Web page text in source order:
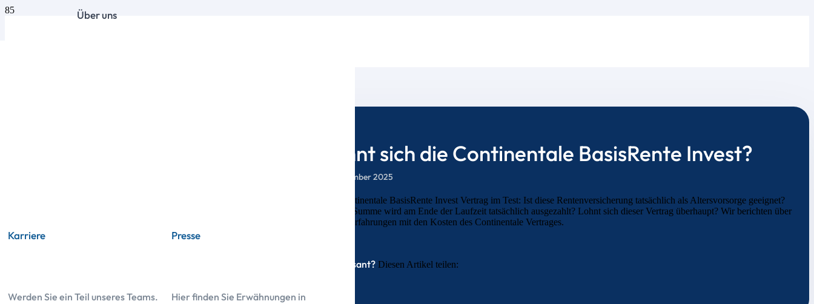
Über uns
Karriere
Werden Sie ein Teil unseres Teams.
Presse
Hier finden Sie Erwähnungen in
Lohnt sich die Continentale BasisRente Invest?
4. September 2025
Der Continentale BasisRente Invest Vertrag im Test: Ist diese Rentenversicherung tatsächlich als Altersvorsorge geeignet?
Welche Summe wird am Ende der Laufzeit tatsächlich ausgezahlt? Lohnt sich dieser Vertrag überhaupt? Wir berichten über
unsere Erfahrungen mit den Kosten des Continentale Vertrages.
Interessant?Diesen Artikel teilen: